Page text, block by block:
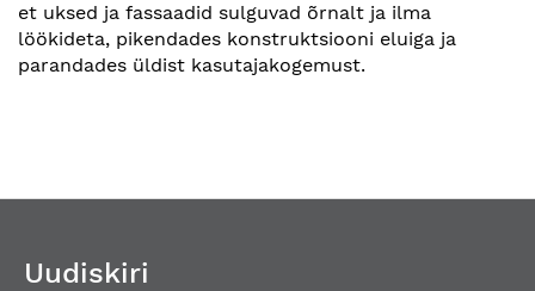
et uksed ja fassaadid sulguvad õrnalt ja ilma
löökideta, pikendades konstruktsiooni eluiga ja
parandades üldist kasutajakogemust.
Uudiskiri